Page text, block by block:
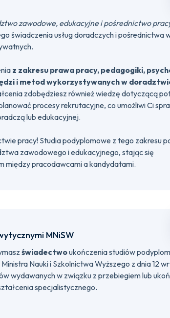
zawodowe, edukacyjne i pośrednictwo
świadczenia usług doradczych i pośrednictwa
z zakresu prawa pracy, pedagogiki,
i metod wykorzystywanych w
zdobędziesz również wiedzę dotyczącą
procesy rekrutacyjne, co umożliwi Ci
lub edukacyjnej.
pracy! Studia podyplomowe z tego zakresu
zawodowego i edukacyjnego, stając się
między pracodawcami a kandydatami.
MNiSW
świadectwoukończenia studiów
Nauki i Szkolnictwa Wyższego z dnia 12
wydawanych w związku z przebiegiem lub
specjalistycznego.